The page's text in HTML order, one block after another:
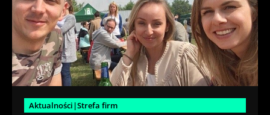
Aktualności|Strefa firm